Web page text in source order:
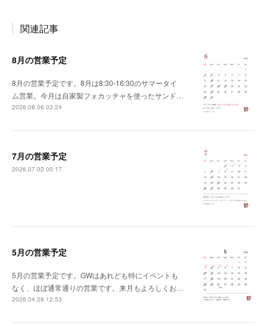
関連記事
8月の営業予定
8月の営業予定です。8月は8:30-16:30のサマータイ
ム営業。今月は自家製フォカッチャを使ったサンド…
2026.08.06 03:24
7月の営業予定
2026.07.02 00:17
5月の営業予定
5月の営業予定です。GWはあれども特にイベントも
なく、ほぼ通常通りの営業です。来月もよろしくお…
2026.04.28 12:53